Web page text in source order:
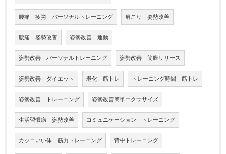
腰痛 疲労 パーソナルトレーニング 肩こり 姿勢改善
腰痛 姿勢改善 姿勢改善 運動
姿勢改善 パーソナルトレーニング 姿勢改善 筋膜リリース
姿勢改善 ダイエット 老化 筋トレ トレーニング時間 筋トレ
姿勢改善 トレーニング 姿勢改善簡単エクササイズ
生活習慣病 姿勢改善 コミュニケーション トレーニング
カッコいい体 筋力トレーニング 背中トレーニング